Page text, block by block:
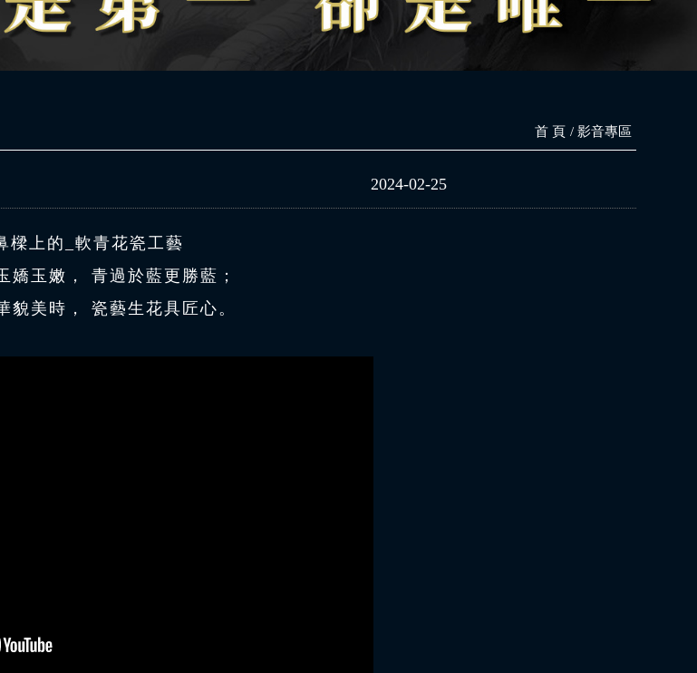
首 頁 影音專區
2024-02-25
樑上的_軟青花瓷工藝
嬌玉嫩， 青過於藍更勝藍；
貌美時， 瓷藝生花具匠心。